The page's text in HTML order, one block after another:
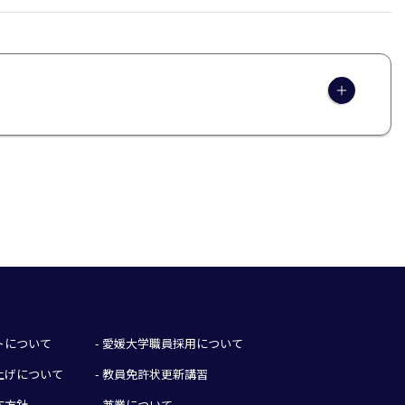
について
げについて
- 愛媛大学職員採用について
- 教員免許状更新講習